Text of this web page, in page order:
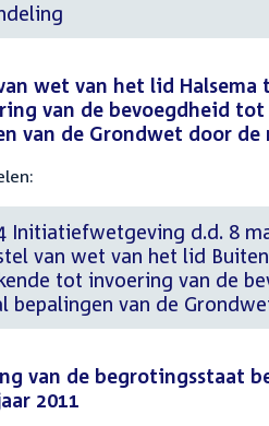
wet van het lid
van de bevoegdheid
van de Grondwet door de
Initiatiefwetgeving d.d. 8
van wet van het lid
tot invoering van de
bepalingen van de
van de begrotingsstaat
2011